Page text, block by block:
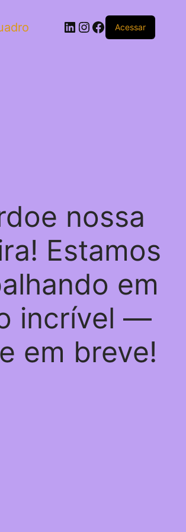
LinkedIn
Instagram
Facebook
Acessar
nossa
Estamos
em
incrível —
em breve!